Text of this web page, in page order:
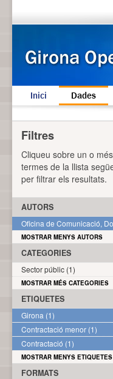
Inici Dades
Filtres
Cliqueu sobre un o més
termes de la llista
per filtrar els resultats.
AUTORS
Oficina de Comunicació,
MOSTRAR MENYS AUTORS
CATEGORIES
Sector públic (1)
MOSTRAR MÉS CATEGORIES
ETIQUETES
Girona (1)
Contractació menor (1)
Contractació (1)
MOSTRAR MENYS ETIQUETES
FORMATS